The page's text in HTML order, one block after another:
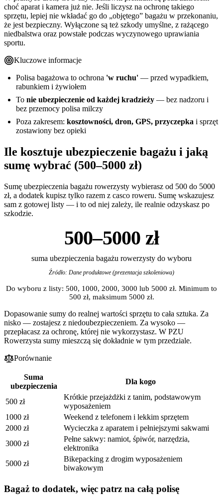
choć aparat i kamera już nie. Jeśli liczysz na ochronę takiego
sprzętu, lepiej nie wkładać go do „objętego” bagażu w przekonaniu,
że jest bezpieczny. Wyłączone są też szkody umyślne, z rażącego
niedbalstwa oraz powstałe podczas wyczynowego uprawiania
sportu.
Kluczowe informacje
Polisa bagażowa to ochrona 'w ruchu' — przed wypadkiem,
rabunkiem i żywiołem
To nie ubezpieczenie od każdej kradzieży — bez nadzoru i
bez przemocy polisa milczy
Poza zakresem: kosztowności, dron, GPS, przyczepka i sprzęt
zostawiony bez opieki
Ile kosztuje ubezpieczenie bagażu i jaką
sumę wybrać (500–5000 zł)
Sumę ubezpieczenia bagażu rowerzysty wybierasz od 500 do 5000
zł, a dodatek kupisz tylko razem z casco roweru. Sumę wskazujesz
sam z gotowej listy — i to od niej zależy, ile realnie odzyskasz po
szkodzie.
500–5000 zł
suma ubezpieczenia bagażu rowerzysty do wyboru
Źródło: Dane produktowe (prezentacja szkoleniowa)
Do wyboru z listy: 500, 1000, 2000, 3000 lub 5000 zł. Minimum to
500 zł, maksimum 5000 zł.
Dopasowanie sumy do realnej wartości sprzętu to cała sztuka. Za
nisko — zostajesz z niedoubezpieczeniem. Za wysoko —
przepłacasz za ochronę, której nie wykorzystasz. W PZU
Rowerzysta sumy mieszczą się dokładnie w tym przedziale.
Porównanie
Suma
ubezpieczenia
Dla kogo
500 zł
Krótkie przejażdżki z tanim, podstawowym
wyposażeniem
1000 zł
Weekend z telefonem i lekkim sprzętem
2000 zł
Wycieczka z aparatem i pełniejszymi sakwami
3000 zł
Pełne sakwy: namiot, śpiwór, narzędzia,
elektronika
5000 zł
Bikepacking z drogim wyposażeniem
biwakowym
Bagaż to dodatek, więc patrz na całą polisę